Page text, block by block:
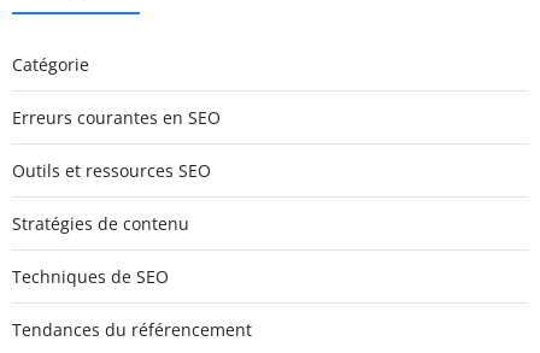
Catégorie
Erreurs courantes en SEO
Outils et ressources SEO
Stratégies de contenu
Techniques de SEO
Tendances du référencement